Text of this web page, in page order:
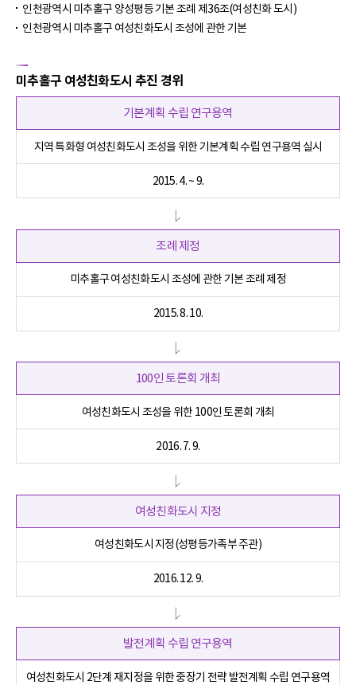
인천광역시 미추홀구 양성평등 기본 조례 제36조(여성친화 도시)
인천광역시 미추홀구 여성친화도시 조성에 관한 기본
미추홀구 여성친화도시 추진 경위
기본계획 수립 연구용역
지역 특화형 여성친화도시 조성을 위한 기본계획 수립 연구용역 실시
2015. 4. ~ 9.
조례 제정
미추홀구 여성친화도시 조성에 관한 기본 조례 제정
2015. 8. 10.
100인 토론회 개최
여성친화도시 조성을 위한 100인 토론회 개최
2016. 7. 9.
여성친화도시 지정
여성친화도시 지정(성평등가족부 주관)
2016. 12. 9.
발전계획 수립 연구용역
여성친화도시 2단계 재지정을 위한 중장기 전략 발전계획 수립 연구용역